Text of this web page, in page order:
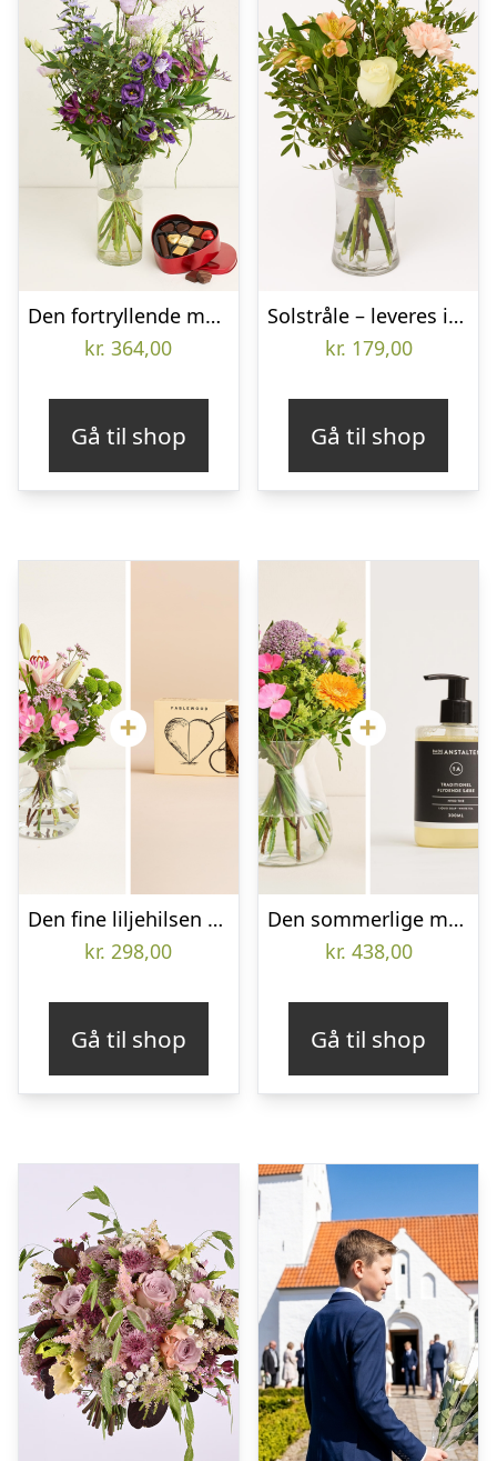
Den fortryllende med chokoladehjerte
kr. 364,00
Gå til shop
Solstråle – leveres i gaveboks med DAO
kr. 179,00
Gå til shop
Den fine liljehilsen med hjertenøglering
kr. 298,00
Gå til shop
Den sommerlige med flydende sæbe fra Badeanstalten
kr. 438,00
Gå til shop